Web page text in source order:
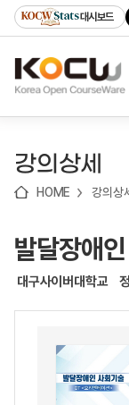
기
기
기
content)
가
대시보드
강의상세
HOME 강의상세
발달장애
대구사이버대학교